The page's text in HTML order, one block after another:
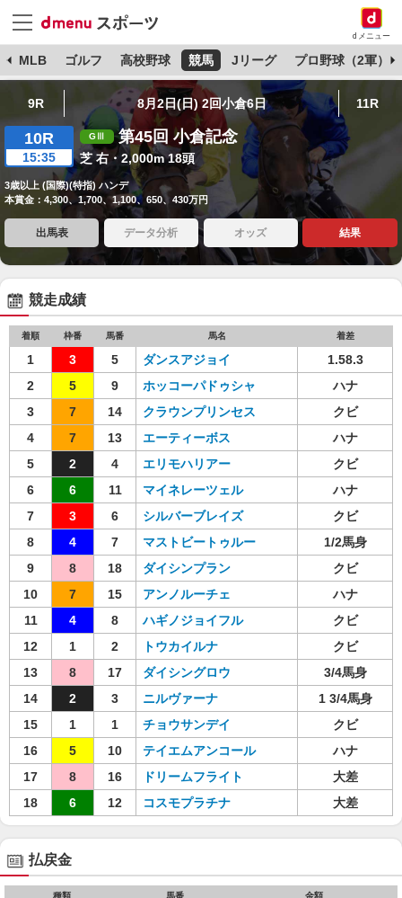
dメニュー
MLB ゴルフ 高校野球 競馬 Jリーグ プロ野球（2軍）
9R 8月2日(日) 2回小倉6日 11R
10R
15:35
第45回 小倉記念
芝 右・2,000m 18頭
3歳以上 (国際)(特指) ハンデ
本賞金：4,300、1,700、1,100、650、430万円
出馬表 データ分析 オッズ 結果
競走成績
着順 枠番 馬番 馬名 着差
1 3 5 ダンスアジョイ
1.58.3
2
5 9 ホッコーパドゥシャ
ハナ
3
7 14 クラウンプリンセス
クビ
4
7 13 エーティーボス
ハナ
5
2 4 エリモハリアー
クビ
6
6 11 マイネレーツェル
ハナ
7
3 6 シルバーブレイズ
クビ
8
4 7 マストビートゥルー
1/2馬身
9
8 18 ダイシンプラン
クビ
10
7 15 アンノルーチェ
ハナ
11
4 8 ハギノジョイフル
クビ
12
1 2 トウカイルナ
クビ
13
8 17 ダイシングロウ
3/4馬身
14
2 3 ニルヴァーナ
1 3/4馬身
15
1 1 チョウサンデイ
クビ
16
5 10 テイエムアンコール
ハナ
17
8 16 ドリームフライト
大差
18
6 12 コスモプラチナ 大差
払戻金
種類 馬番 金額